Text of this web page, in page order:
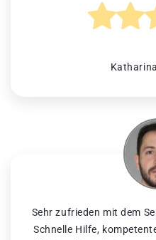
Sehr zufrieden mit dem
Schnelle Hilfe,